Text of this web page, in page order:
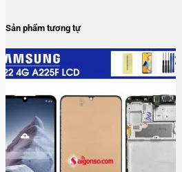
Sản phẩm tương tự